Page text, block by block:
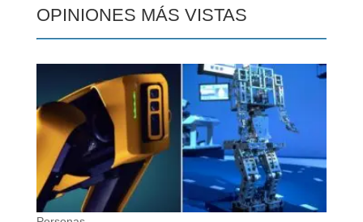
OPINIONES MÁS VISTAS